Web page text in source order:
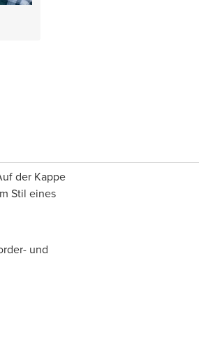
der Kappe
Stil eines
und